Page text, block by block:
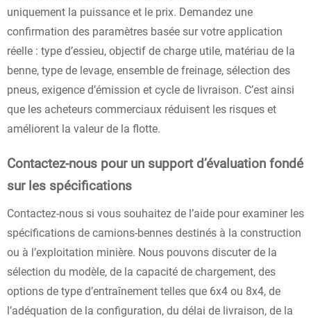
uniquement la puissance et le prix. Demandez une
confirmation des paramètres basée sur votre application
réelle : type d’essieu, objectif de charge utile, matériau de la
benne, type de levage, ensemble de freinage, sélection des
pneus, exigence d’émission et cycle de livraison. C’est ainsi
que les acheteurs commerciaux réduisent les risques et
améliorent la valeur de la flotte.
Contactez-nous pour un support d’évaluation fondé
sur les spécifications
Contactez-nous si vous souhaitez de l’aide pour examiner les
spécifications de camions-bennes destinés à la construction
ou à l’exploitation minière. Nous pouvons discuter de la
sélection du modèle, de la capacité de chargement, des
options de type d’entraînement telles que 6x4 ou 8x4, de
l’adéquation de la configuration, du délai de livraison, de la